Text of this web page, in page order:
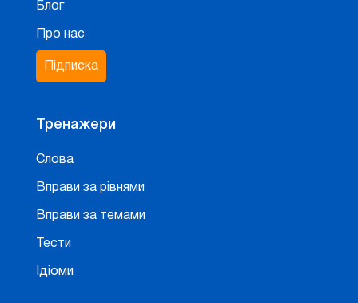
Блог
Про нас
Підписка
Тренажери
Слова
Вправи за рівнями
Вправи за темами
Тести
Ідіоми